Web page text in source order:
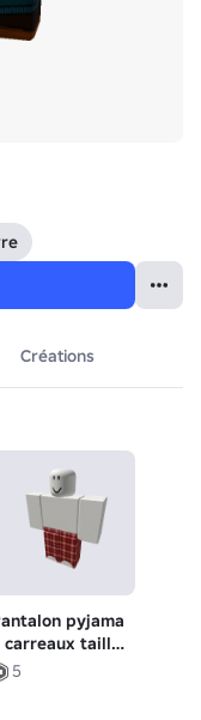
Créations
pyjama
carreaux taille
5